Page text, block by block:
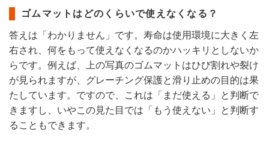
ゴムマットはどのくらいで使えなくなる？
答えは「わかりません」です。寿命は使用環境に大きく左
右され、何をもって使えなくなるのかハッキリとしないか
らです。例えば、上の写真のゴムマットはひび割れや裂け
が見られますが、グレーチング保護と滑り止めの目的は果
たしています。ですので、これは「まだ使える」と判断で
きますし、いやこの見た目では「もう使えない」と判断す
ることもできます。